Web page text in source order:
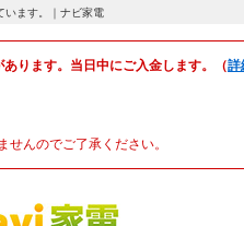
います。｜ナビ家電
ります。当日中にご入金します。（詳
んのでご了承ください。